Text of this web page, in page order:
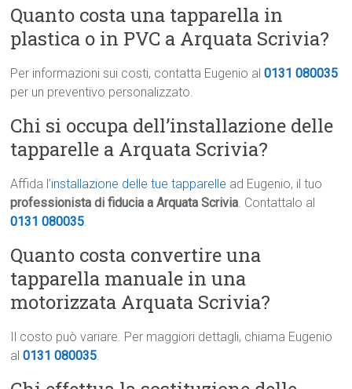
Quanto costa una tapparella in
plastica o in PVC a Arquata Scrivia?
Per informazioni sui costi, contatta Eugenio al0131 080035
per un preventivo personalizzato.
Chi si occupa dell’installazione delle
tapparelle a Arquata Scrivia?
Affida l’installazione delle tue tapparelle ad Eugenio, il tuo
professionista di fiducia a Arquata Scrivia. Contattalo al
0131 080035.
Quanto costa convertire una
tapparella manuale in una
motorizzata Arquata Scrivia?
Il costo può variare. Per maggiori dettagli, chiama Eugenio
al0131 080035.